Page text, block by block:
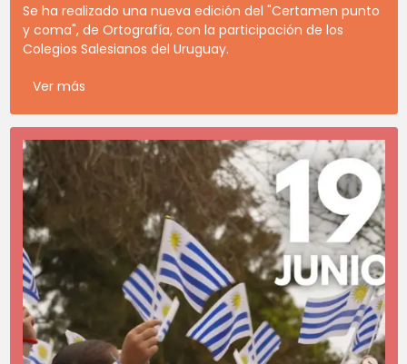
Se ha realizado una nueva edición del "Certamen punto
y coma", de Ortografía, con la participación de los
Colegios Salesianos del Uruguay.
Ver más